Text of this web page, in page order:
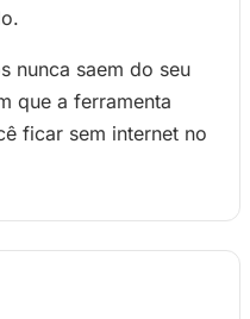
nunca saem do seu
que a ferramenta
ficar sem internet no